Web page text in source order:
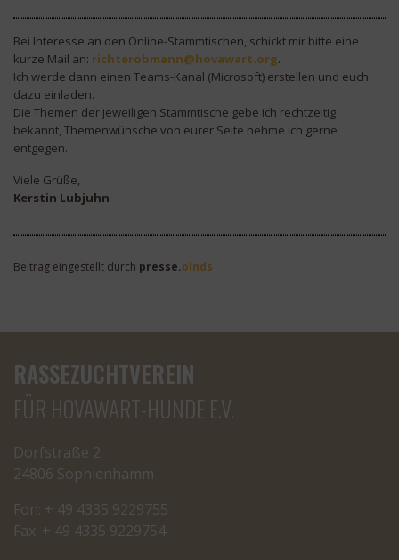
Bei Interesse an den Online-Stammtischen, schickt mir bitte eine
kurze Mail an:
gro.t
rawav
oh@nn
ambor
ethci
r
.
Ich werde dann einen Teams-Kanal (Microsoft) erstellen und euch
dazu einladen.
Die Themen der jeweiligen Stammtische gebe ich rechtzeitig
bekannt, Themenwünsche von eurer Seite nehme ich gerne
entgegen.
Viele Grüße,
Kerstin Lubjuhn
Beitrag eingestellt durch presse.olnds
RASSEZUCHTVEREIN
FÜR HOVAWART-HUNDE E.V.
Dorfstraße 2
24806 Sophienhamm
Fon: + 49 4335 9229755
Fax: + 49 4335 9229754